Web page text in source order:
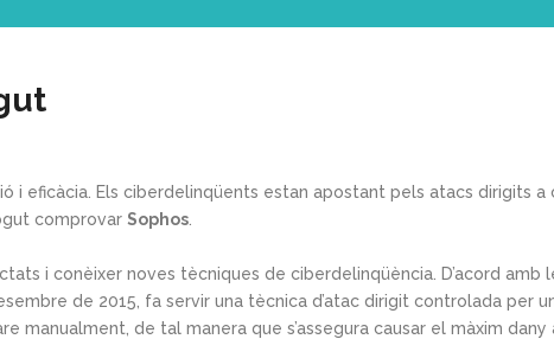
i eficàcia. Els ciberdelinqüents estan apostant pels atacs dirigits a
comprovar Sophos
i conèixer noves tècniques de ciberdelinqüència. D’acord amb
de 2015, fa servir una tècnica d’atac dirigit controlada per
de tal manera que s’assegura causar el màxim dany